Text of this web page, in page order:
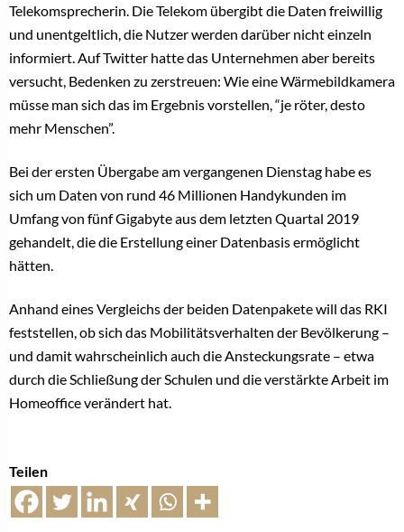
Telekomsprecherin. Die Telekom übergibt die Daten freiwillig
und unentgeltlich, die Nutzer werden darüber nicht einzeln
informiert. Auf Twitter hatte das Unternehmen aber bereits
versucht, Bedenken zu zerstreuen: Wie eine Wärmebildkamera
müsse man sich das im Ergebnis vorstellen, “je röter, desto
mehr Menschen”.
Bei der ersten Übergabeam vergangenen Dienstag habe es
sich um Daten von rund 46 Millionen Handykunden im
Umfang von fünf Gigabyte aus dem letzten Quartal 2019
gehandelt, die die Erstellung einer Datenbasis ermöglicht
hätten.
Anhand eines Vergleichs der beiden Datenpakete will das RKI
feststellen, ob sich das Mobilitätsverhalten der Bevölkerung –
und damit wahrscheinlich auch die Ansteckungsrate – etwa
durch die Schließung der Schulen und die verstärkte Arbeit im
Homeoffice verändert hat.
Teilen